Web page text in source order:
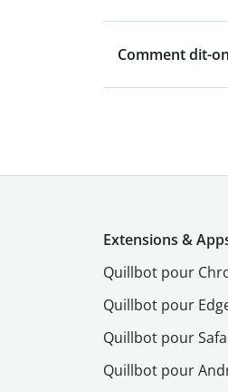
Comment dit-
Extensions &
Quillbot pour
Quillbot pour
Quillbot pour
Quillbot pour